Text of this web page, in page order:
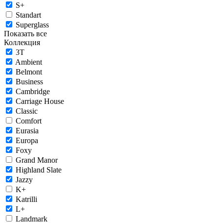
S+
Standart
Superglass
Показать все
Коллекция
3T
Ambient
Belmont
Business
Cambridge
Carriage House
Classic
Comfort
Eurasia
Europa
Foxy
Grand Manor
Highland Slate
Jazzy
K+
Katrilli
L+
Landmark